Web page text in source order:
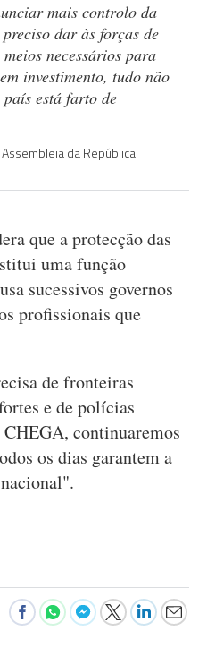
mais controlo da
dar às forças de
necessários para
investimento, tudo não
está farto de
da República
que a protecção das
uma função
sucessivos governos
profissionais que
de fronteiras
e de polícias
continuaremos
os dias garantem a